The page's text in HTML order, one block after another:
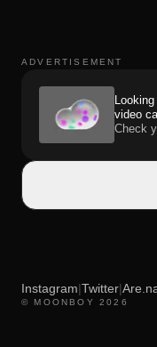
ADVERTISEMENT
video
Check
Instagram|Twitter|
© MOONBOY 2026